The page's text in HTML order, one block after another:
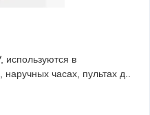
используются в
часах, пультах д..